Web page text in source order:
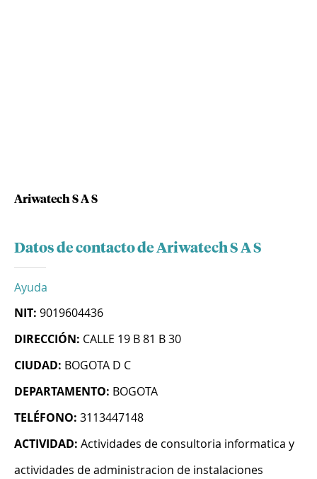
Ariwatech S A S
Datos de contacto de Ariwatech S A S
Ayuda
NIT: 9019604436
DIRECCIÓN: CALLE 19 B 81 B 30
CIUDAD: BOGOTA D C
DEPARTAMENTO: BOGOTA
TELÉFONO: 3113447148
ACTIVIDAD: Actividades de consultoria informatica y
actividades de administracion de instalaciones